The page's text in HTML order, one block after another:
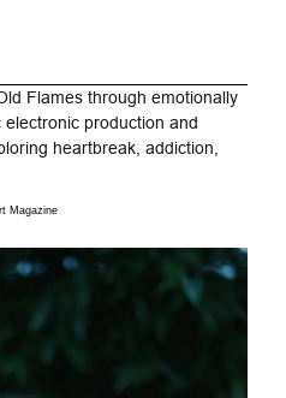
Flames through emotionally
production and
heartbreak, addiction,
Magazine